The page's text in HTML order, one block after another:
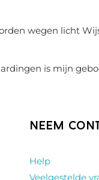
wegen licht
is mijn
Neem
Help
Veelgestelde